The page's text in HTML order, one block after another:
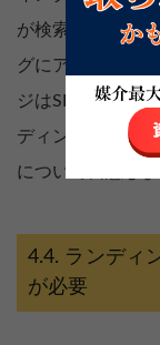
が検索結果に表
グにアクセスす
ジはSEOコンテ
ディングページ
について留意しま
ランディ
が必要